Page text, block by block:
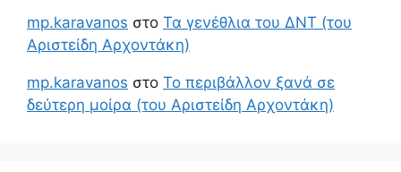
mp.karavanos στο Τα γενέθλια του ΔΝΤ (του
Αριστείδη Αρχοντάκη)
mp.karavanos στο Το περιβάλλον ξανά σε
δεύτερη μοίρα (του Αριστείδη Αρχοντάκη)